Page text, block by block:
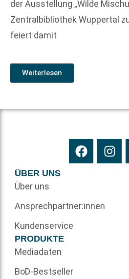
der Ausstellung „Wilde
Zentralbibliothek Wuppertal
feiert damit
Weiterlesen
ÜBER UNS
Über uns
Ansprechpartner:innen
Kundenservice
PRODUKTE
Mediadaten
BoD-Bestseller